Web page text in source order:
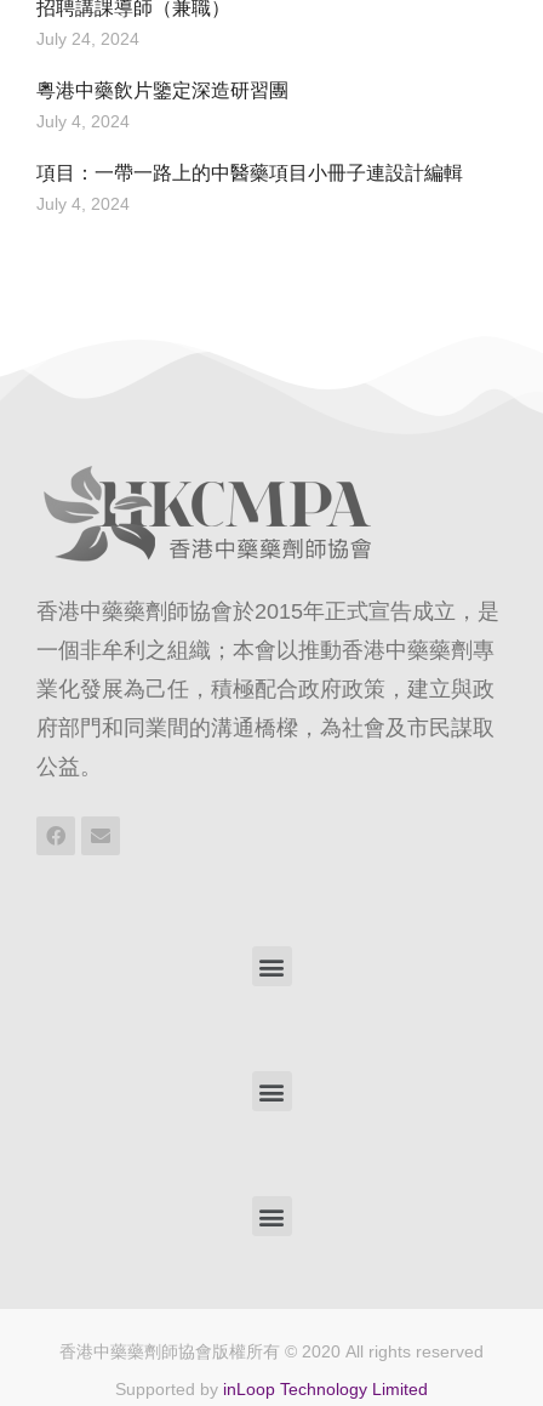
招聘講課導師（兼職）
July 24, 2024
粵港中藥飲片鑒定深造研習團
July 4, 2024
項目：一帶一路上的中醫藥項目小冊子連設計編輯
July 4, 2024
香港中藥藥劑師協會於2015年正式宣告成立，是
一個非牟利之組織；本會以推動香港中藥藥劑專
業化發展為己任，積極配合政府政策，建立與政
府部門和同業間的溝通橋樑，為社會及市民謀取
公益。
香港中藥藥劑師協會版權所有 © 2020 All rights reserved
Supported by inLoop Technology Limited